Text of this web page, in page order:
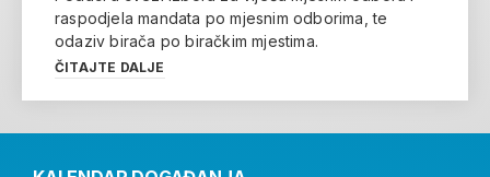
raspodjela mandata po mjesnim odborima, te
odaziv birača po biračkim mjestima.
ČITAJTE DALJE